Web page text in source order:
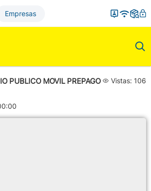
Empresas
Vistas: 106
PUBLICO MOVIL PREPAGO